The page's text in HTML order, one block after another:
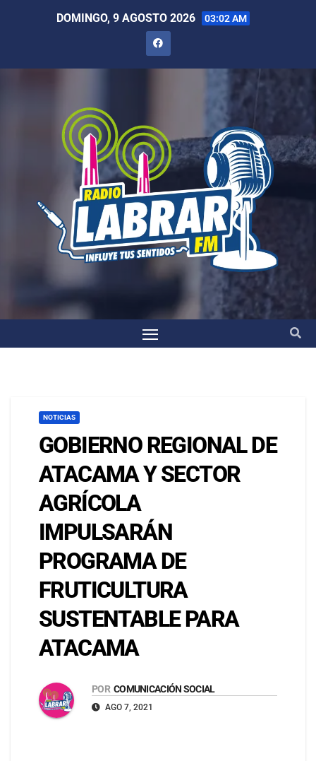
DOMINGO, 9 AGOSTO 2026 03:02 AM
NOTICIAS
GOBIERNO REGIONAL DE
ATACAMA Y SECTOR
AGRÍCOLA
IMPULSARÁN
PROGRAMA DE
FRUTICULTURA
SUSTENTABLE PARA
ATACAMA
POR COMUNICACIÓN SOCIAL
AGO 7, 2021